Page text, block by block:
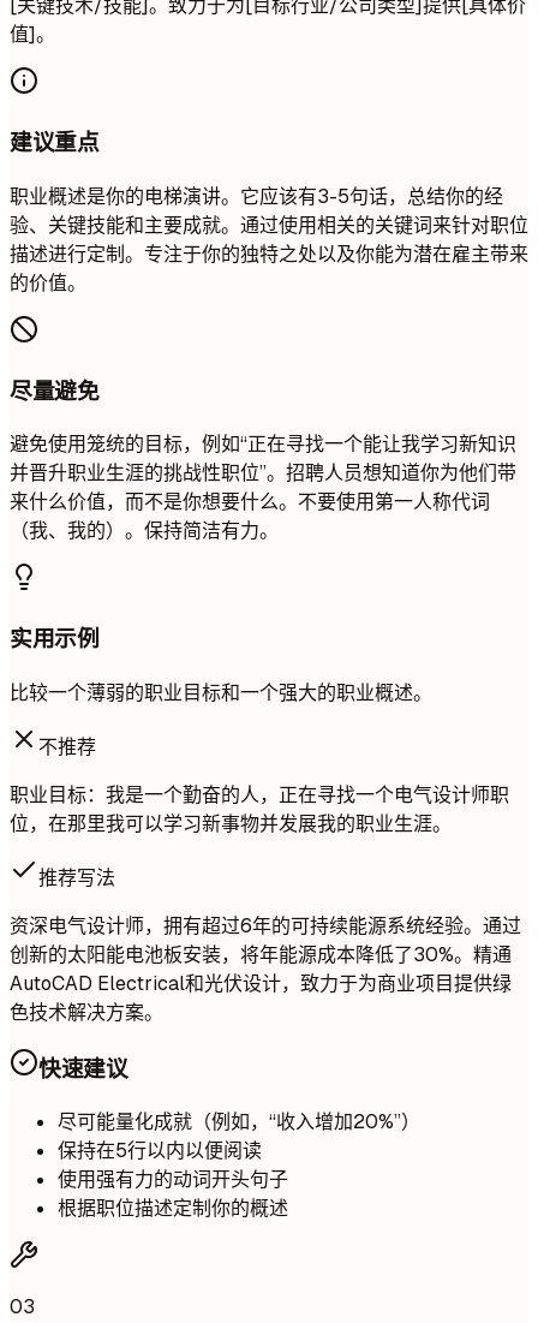
[关键技术/技能]。致力于为[目标行业/公司类型]提供[具体价
值]。
建议重点
职业概述是你的电梯演讲。它应该有3-5句话，总结你的经
验、关键技能和主要成就。通过使用相关的关键词来针对职位
描述进行定制。专注于你的独特之处以及你能为潜在雇主带来
的价值。
尽量避免
避免使用笼统的目标，例如“正在寻找一个能让我学习新知识
并晋升职业生涯的挑战性职位”。招聘人员想知道你为他们带
来什么价值，而不是你想要什么。不要使用第一人称代词
（我、我的）。保持简洁有力。
实用示例
比较一个薄弱的职业目标和一个强大的职业概述。
不推荐
职业目标：我是一个勤奋的人，正在寻找一个电气设计师职
位，在那里我可以学习新事物并发展我的职业生涯。
推荐写法
资深电气设计师，拥有超过6年的可持续能源系统经验。通过
创新的太阳能电池板安装，将年能源成本降低了30%。精通
AutoCAD Electrical和光伏设计，致力于为商业项目提供绿
色技术解决方案。
快速建议
尽可能量化成就（例如，“收入增加20%”）
保持在5行以内以便阅读
使用强有力的动词开头句子
根据职位描述定制你的概述
03